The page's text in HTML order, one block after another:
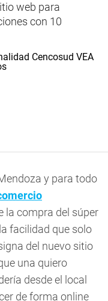
web para
con 10
y para todo
la compra del súper
facilidad que solo
del nuevo sitio
una quiero
desde el local
de forma online